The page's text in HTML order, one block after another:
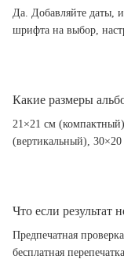
Да. Добавляйте даты,
шрифта на выбор,
Какие размеры
21×21 см
(вертикальный),
Что если результат
Предпечатная
бесплатная